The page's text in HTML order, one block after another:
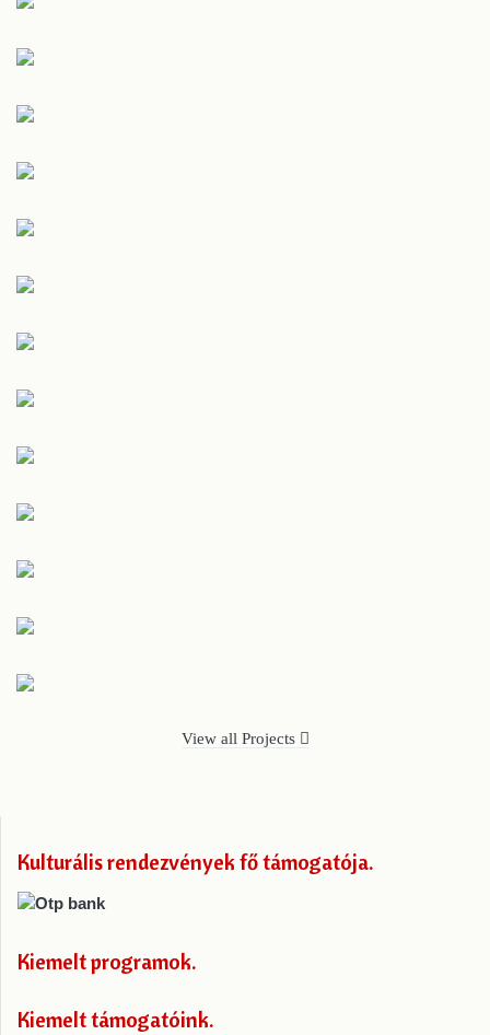
View all Projects
Kulturális rendezvények fő támogatója
Kiemelt programok
Kiemelt támogatóink